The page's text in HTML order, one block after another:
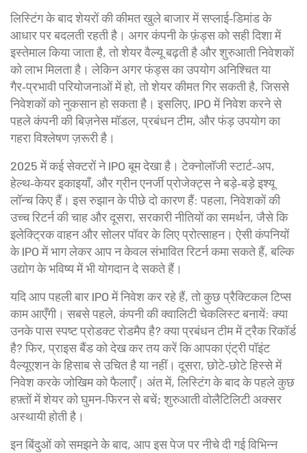
लिस्टिंग के बाद शेयरों की कीमत खुले बाजार में सप्लाई‑डिमांड के
आधार पर बदलती रहती है। अगर कंपनी के फ़ंड्स को सही दिशा में
इस्तेमाल किया जाता है, तो शेयर वैल्यू बढ़ती है और शुरुआती निवेशकों
को लाभ मिलता है। लेकिन अगर फंड्स का उपयोग अनिश्चित या
गैर‑प्रभावी परियोजनाओं में हो, तो शेयर कीमत गिर सकती है, जिससे
निवेशकों को नुकसान हो सकता है। इसलिए, IPO में निवेश करने से
पहले कंपनी की बिज़नेस मॉडल, प्रबंधन टीम, और फंड़ उपयोग का
गहरा विश्लेषण ज़रूरी है।
2025 में कई सेक्टरों ने IPO बूम देखा है। टेक्नोलॉजी स्टार्ट‑अप,
हेल्थ‑केयर इकाइयाँ, और ग्रीन एनर्जी प्रोजेक्ट्स ने बड़े‑बड़े इश्यू
लॉन्च किए हैं। इस रुझान के पीछे दो कारण हैं: पहला, निवेशकों की
उच्च रिटर्न की चाह और दूसरा, सरकारी नीतियों का समर्थन, जैसे कि
इलेक्ट्रिक वाहन और सोलर पॉवर के लिए प्रोत्साहन। ऐसी कंपनियों
के IPO में भाग लेकर आप न केवल संभावित रिटर्न कमा सकते हैं, बल्कि
उद्योग के भविष्य में भी योगदान दे सकते हैं।
यदि आप पहली बार IPO में निवेश कर रहे हैं, तो कुछ प्रैक्टिकल टिप्स
काम आएँगी। सबसे पहले, कंपनी की क्वालिटी चेकलिस्ट बनायें: क्या
उनके पास स्पष्ट प्रोडक्ट रोडमैप है? क्या प्रबंधन टीम में ट्रैक रिकॉर्ड
है? फिर, प्राइस बैंड को देख कर तय करें कि आपका एंट्री पॉइंट
वैल्यूएशन के हिसाब से उचित है या नहीं। दूसरा, छोटे‑छोटे हिस्से में
निवेश करके जोखिम को फैलाएँ। अंत में, लिस्टिंग के बाद के पहले कुछ
हफ़्तों में शेयर को घुमन‑फिरन से बचें; शुरुआती वोलैटिलिटी अक्सर
अस्थायी होती है।
इन बिंदुओं को समझने के बाद, आप इस पेज पर नीचे दी गई विभिन्न